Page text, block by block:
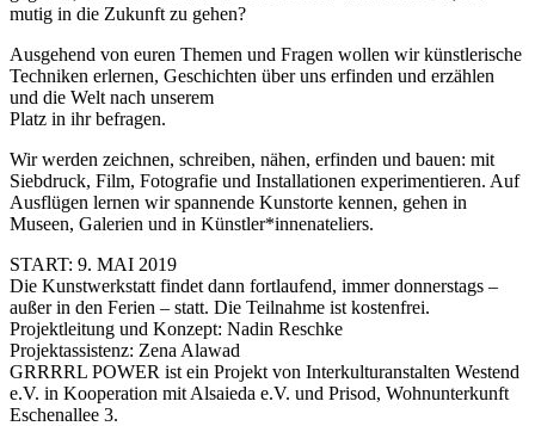
mutig in die Zukunft zu gehen?
Ausgehend von euren Themen und Fragen wollen wir künstlerische
Techniken erlernen, Geschichten über uns erfinden und erzählen
und die Welt nach unserem
Platz in ihr befragen.
Wir werden zeichnen, schreiben, nähen, erfinden und bauen: mit
Siebdruck, Film, Fotografie und Installationen experimentieren. Auf
Ausflügen lernen wir spannende Kunstorte kennen, gehen in
Museen, Galerien und in Künstler*innenateliers.
START: 9. MAI 2019
Die Kunstwerkstatt findet dann fortlaufend, immer donnerstags –
außer in den Ferien – statt. Die Teilnahme ist kostenfrei.
Projektleitung und Konzept: Nadin Reschke
Projektassistenz: Zena Alawad
GRRRRL POWER ist ein Projekt von Interkulturanstalten Westend
e.V. in Kooperation mit Alsaieda e.V. und Prisod, Wohnunterkunft
Eschenallee 3.